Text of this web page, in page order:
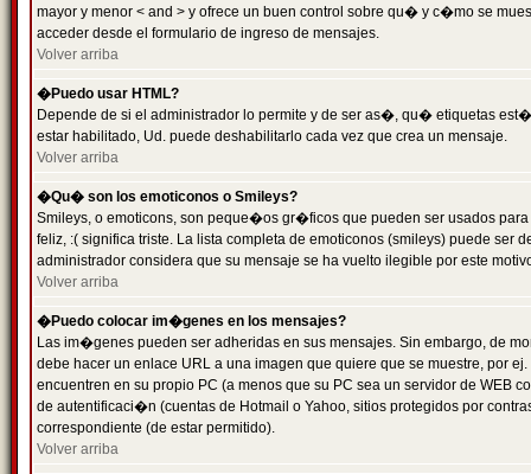
mayor y menor < and > y ofrece un buen control sobre qu� y c�mo se
acceder desde el formulario de ingreso de mensajes.
Volver arriba
�Puedo usar HTML?
Depende de si el administrador lo permite y de ser as�, qu� etiquetas
estar habilitado, Ud. puede deshabilitarlo cada vez que crea un mensaje.
Volver arriba
�Qu� son los emoticonos o Smileys?
Smileys, o emoticons, son peque�os gr�ficos que pueden ser usados
feliz, :( significa triste. La lista completa de emoticonos (smileys) puede
administrador considera que su mensaje se ha vuelto ilegible por este
Volver arriba
�Puedo colocar im�genes en los mensajes?
Las im�genes pueden ser adheridas en sus mensajes. Sin embargo, de
debe hacer un enlace URL a una imagen que quiere que se muestre, por
encuentren en su propio PC (a menos que su PC sea un servidor de
de autentificaci�n (cuentas de Hotmail o Yahoo, sitios protegidos por
correspondiente (de estar permitido).
Volver arriba